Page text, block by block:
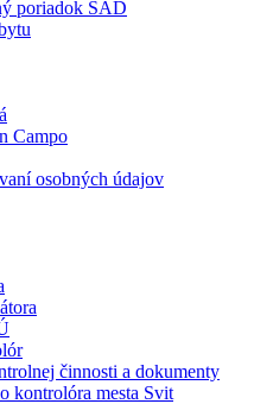
poriadok SAD
Campo
osobných údajov
činnosti a dokumenty
kontrolóra mesta Svit